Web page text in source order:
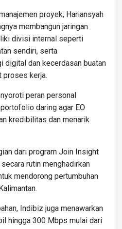
proyek, Hariansyah
membangun jaringan
divisi internal seperti
sendiri, serta
digital dan kecerdasan buatan
proses kerja.
peran personal
daring agar EO
kredibilitas dan menarik
dari program Join Insight
rutin menghadirkan
mendorong pertumbuhan
Indibiz juga menawarkan
hingga 300 Mbps mulai dari